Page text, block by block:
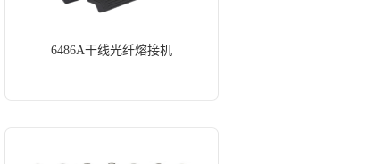
6486A干线光纤熔接机